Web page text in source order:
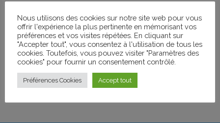
Événements
Nom de l'Événement Date
FESTIVAL DU FILM SOCIAL ET
ENGAGÉ
Nous utilisons des cookies sur notre site web pour vous
offrir l'expérience la plus pertinente en mémorisant vos
préférences et vos visites répétées. En cliquant sur
"Accepter tout", vous consentez à l'utilisation de tous les
cookies. Toutefois, vous pouvez visiter "Paramètres des
cookies" pour fournir un consentement contrôlé.
Préférences Cookies Accept tout